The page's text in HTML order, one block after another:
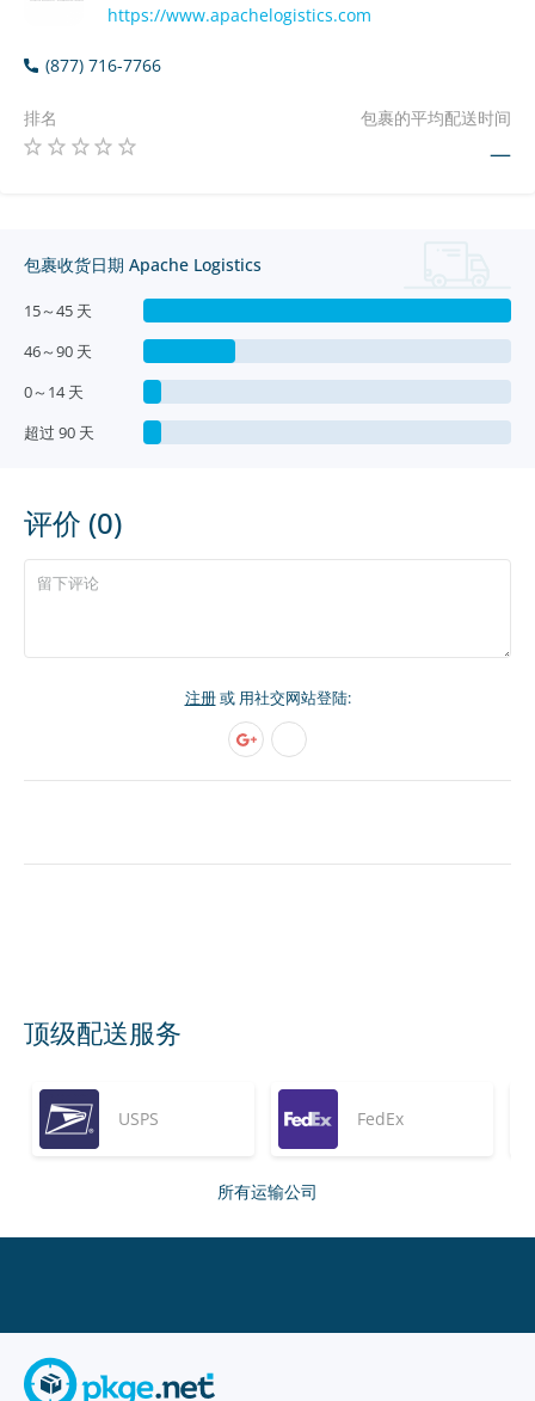
https://www.apachelogistics.com
(877) 716-7766
排名 包裹的平均配送时间
—
包裹收货日期 Apache Logistics
15～45 天
46～90 天
0～14 天
超过 90 天
评价 (0)
注册或 用社交网站登陆:
顶级配送服务
USPS FedEx
所有运输公司